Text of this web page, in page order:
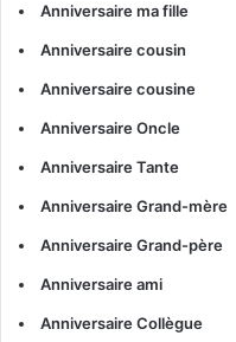
Anniversaire ma fille
Anniversaire cousin
Anniversaire cousine
Anniversaire Oncle
Anniversaire Tante
Anniversaire Grand-mère
Anniversaire Grand-père
Anniversaire ami
Anniversaire Collègue